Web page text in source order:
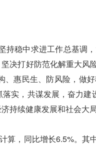
稳中求进工作总基调
决打好防范化解重大风
惠民生、防风险，做
实，共谋发展，奋力建
持续健康发展和社会大局
，同比增长6.5%。其